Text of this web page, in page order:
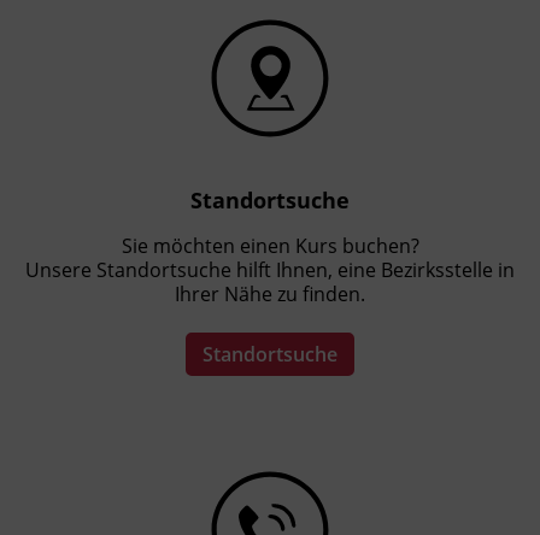
Standortsuche
Sie möchten einen Kurs buchen?
Unsere Standortsuche hilft Ihnen, eine Bezirksstelle in
Ihrer Nähe zu finden.
Standortsuche